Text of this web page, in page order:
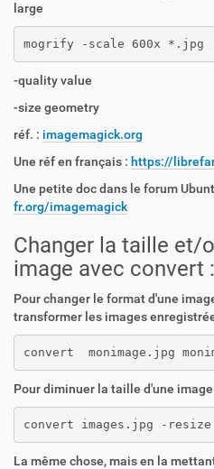
large
mogrify -scale 600x *.jpg
-quality value
-size geometry
réf. : imagemagick.org
Une réf en français : https://
Une petite doc dans le forum
fr.org/imagemagick
Changer la taille et/
image avec convert :
Pour changer le format d'une
transformer les images
convert  monimage.jpg
Pour diminuer la taille d'une image
convert images.jpg -resize
La même chose, mais en la